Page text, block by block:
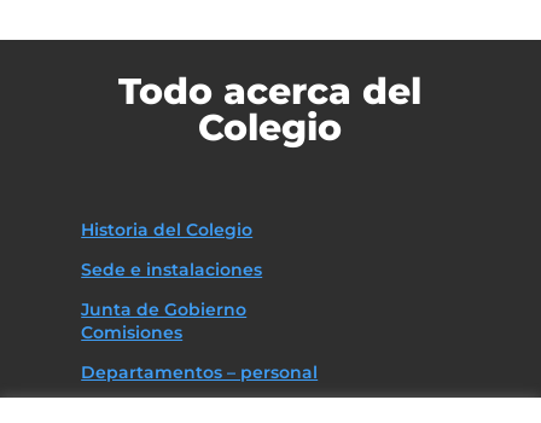
Todo acerca del
Colegio
Historia del Colegio
Sede e instalaciones
Junta de Gobierno
Comisiones
Departamentos – personal